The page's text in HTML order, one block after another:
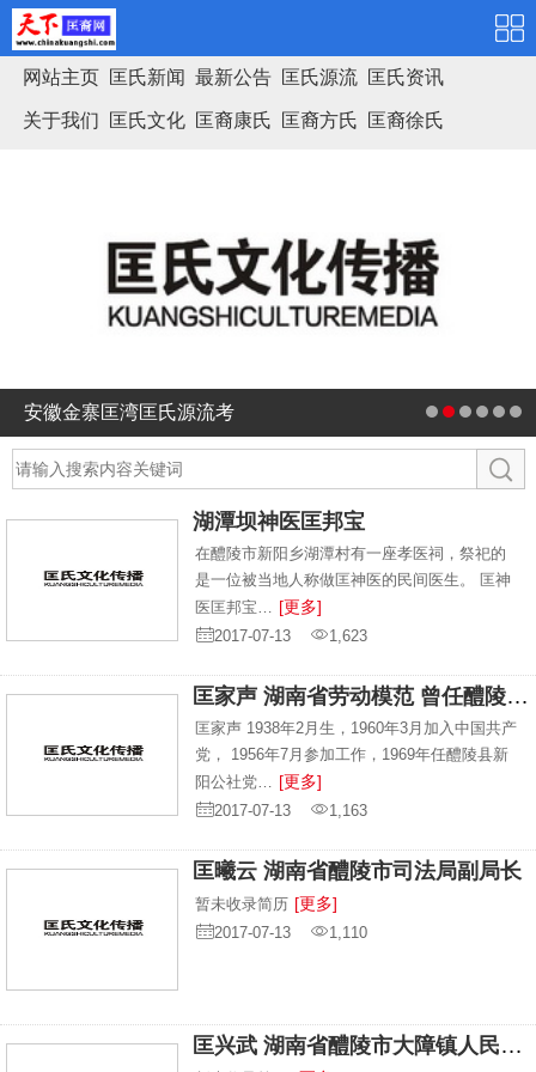
网站主页 匡氏新闻 最新公告 匡氏源流 匡氏资讯
关于我们 匡氏文化 匡裔康氏 匡裔方氏 匡裔徐氏
安徽金寨匡湾匡氏源流考
湖潭坝神医匡邦宝
在醴陵市新阳乡湖潭村有一座孝医祠，祭祀的
是一位被当地人称做匡神医的民间医生。 匡神
医匡邦宝…
[更多]
2017-07-13 1,623
匡家声 湖南省劳动模范 曾任醴陵市林业局长
匡家声 1938年2月生，1960年3月加入中国共产
党， 1956年7月参加工作，1969年任醴陵县新
阳公社党…
[更多]
2017-07-13 1,163
匡曦云 湖南省醴陵市司法局副局长
暂未收录简历 [更多]
2017-07-13 1,110
匡兴武 湖南省醴陵市大障镇人民政府镇长